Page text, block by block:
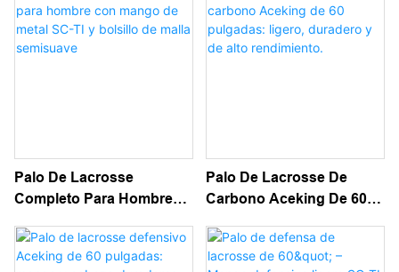
Pocket
Colgada - Rendimiento De
Élite Para Ataque,
Palo De Lacrosse
Completo Para Hombre
TI Y Bolsillo De Malla
Semisuave
Palo De Lacrosse De
Carbono Aceking De 60
Duradero Y De Alto
Rendimiento.